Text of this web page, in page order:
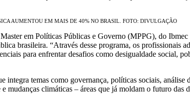
AUMENTOU EM MAIS DE 40% NO BRASIL. FOTO: DIVULGAÇÃO
em Políticas Públicas e Governo (MPPG), do
brasileira. “Através desse programa, os profissionais
para enfrentar desafios como desigualdade
integra temas como governança, políticas sociais,
climáticas – áreas que já moldam o futuro das